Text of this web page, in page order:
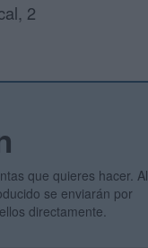
2
que quieres hacer. Al
se enviarán por
directamente.